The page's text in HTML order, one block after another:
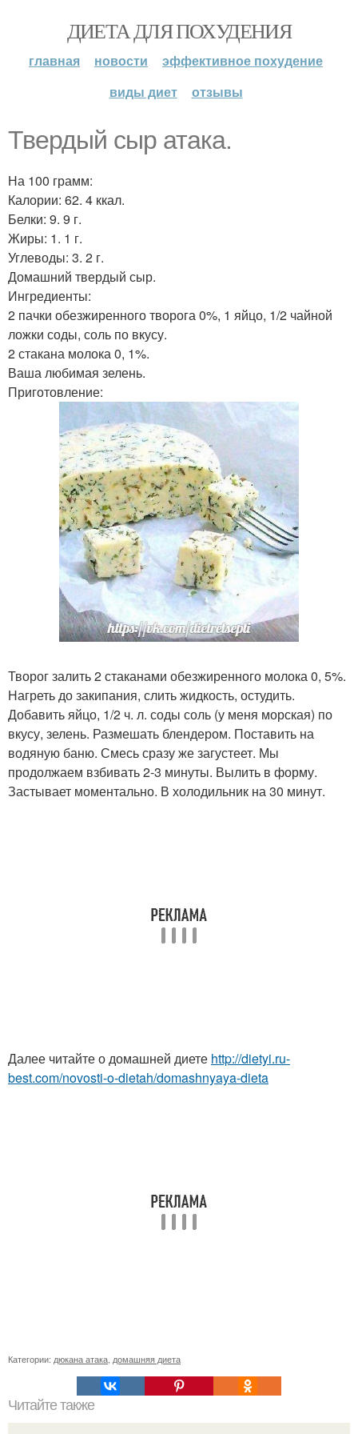
ДИЕТА ДЛЯ ПОХУДЕНИЯ
главная новости
эффективное похудение
виды диет
отзывы
Твердый сыр атака.
На 100 грамм:
Калории: 62. 4 ккал.
Белки: 9. 9 г.
Жиры: 1. 1 г.
Углеводы: 3. 2 г.
Домашний твердый сыр.
Ингредиенты:
2 пачки обезжиренного творога 0%, 1 яйцо, 1/2 чайной
ложки соды, соль по вкусу.
2 стакана молока 0, 1%.
Ваша любимая зелень.
Приготовление:
Творог залить 2 стаканами обезжиренного молока 0, 5%.
Нагреть до закипания, слить жидкость, остудить.
Добавить яйцо, 1/2 ч. л. соды соль (у меня морская) по
вкусу, зелень. Размешать блендером. Поставить на
водяную баню. Смесь сразу же загустеет. Мы
продолжаем взбивать 2-3 минуты. Вылить в форму.
Застывает моментально. В холодильник на 30 минут.
Далее читайте о домашней диете http://dietyi.ru-
best.com/novosti-o-dietah/domashnyaya-dieta
Категории: дюкана атака домашняя диета
Читайте также